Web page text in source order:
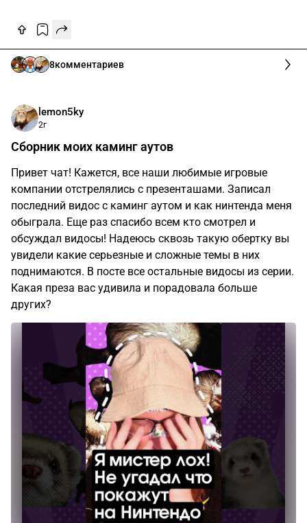
8комментариев
lemon5ky
2г
Сборник моих каминг аутов
Привет чат! Кажется, все наши любимые игровые
компании отстрелялись с презенташами. Записал
последний видос с каминг аутом и как нинтенда меня
обыграла. Еще раз спасибо всем кто смотрел и
обсуждал видосы! Надеюсь сквозь такую обертку вы
увидели какие серьезные и сложные темы в них
поднимаются. В посте все остальные видосы из серии.
Какая преза вас удивила и порадовала больше
других?